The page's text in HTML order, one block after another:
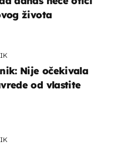
života
Nije očekivala
od vlastite